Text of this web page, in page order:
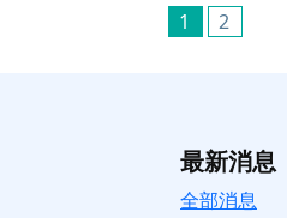
1 2
最新消息
全部消息